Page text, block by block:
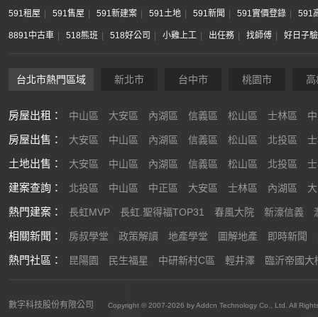
591租屋 591售屋 591新建案 591土地 591新聞 591實價登錄 591
8891中古車 518熊班 518好公司 小雞上工 出任務 找師傅 好日子
台北市熱門區域 新北市 台中市 桃園市
房屋出租： 中山區 大安區 內湖區 信義區 松山區 士林區
房屋出售： 大安區 中山區 內湖區 信義區 松山區 北投區
土地出售： 大安區 中山區 內湖區 信義區 松山區 北投區
建案查詢： 北投區 中山區 中正區 大安區 士林區 內湖區
熱門建案： 長虹MVP 長虹.聖得福TOP31 春風大院 新濠信義
相關新聞： 房叔學堂 政策解讀 地產學堂 圖解地產 即時新聞
熱門社區： 昆陽園 民生福星 中研新村C區 輕井澤 臨沂帝國大
數字科技股份有限公司 Copyright © 2007-2026 by Addcn Technology Co., Ltd. All